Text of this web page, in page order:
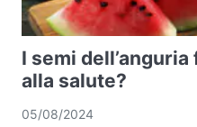
I semi
alla salute?
05/08/2024